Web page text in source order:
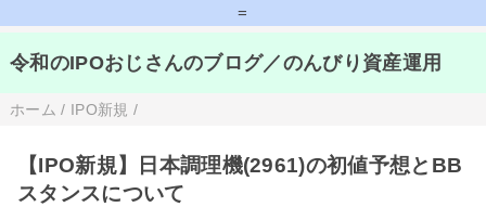
=
令和のIPOおじさんのブログ／のんびり資産運用
ホーム / IPO新規 /
【IPO新規】日本調理機(2961)の初値予想とBB
スタンスについて